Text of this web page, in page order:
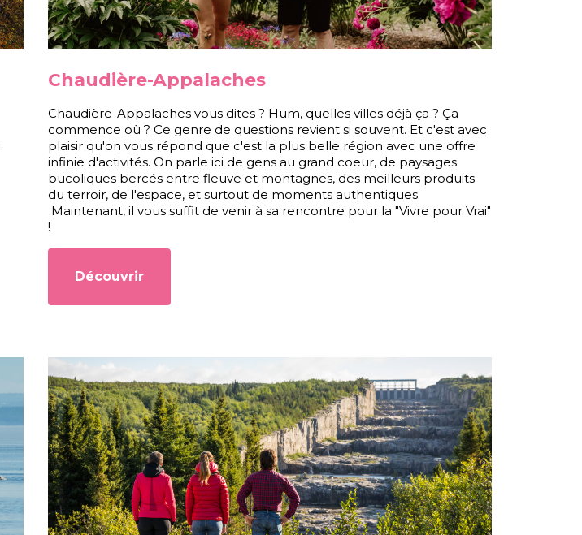
Chaudière-Appalaches
Chaudière-Appalaches vous dites ? Hum, quelles villes déjà ça ? Ça
commence où ? Ce genre de questions revient si souvent. Et c'est avec
plaisir qu'on vous répond que c'est la plus belle région avec une offre
infinie d'activités. On parle ici de gens au grand coeur, de paysages
bucoliques bercés entre fleuve et montagnes, des meilleurs produits
du terroir, de l'espace, et surtout de moments authentiques.
Maintenant, il vous suffit de venir à sa rencontre pour la "Vivre pour Vrai"
!
Découvrir